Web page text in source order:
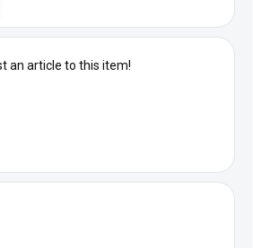
an article to this item!